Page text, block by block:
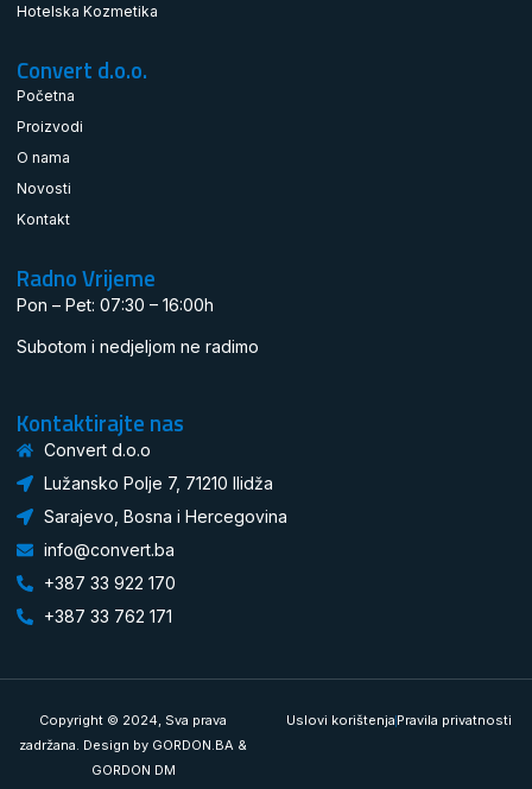
Hotelska Kozmetika
Convert d.o.o.
Početna
Proizvodi
O nama
Novosti
Kontakt
Radno Vrijeme
Pon – Pet: 07:30 – 16:00h
Subotom i nedjeljom ne radimo
Kontaktirajte nas
Convert d.o.o
Lužansko Polje 7, 71210 Ilidža
Sarajevo, Bosna i Hercegovina
info@convert.ba
+387 33 922 170
+387 33 762 171
Copyright © 2024, Sva prava
zadržana. Design by GORDON.BA &
GORDON DM
Uslovi korištenja Pravila privatnosti